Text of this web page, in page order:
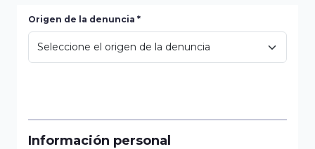
Origen de la denuncia *
Información personal